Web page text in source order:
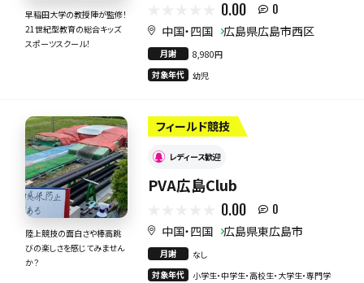
早稲田大学の教授陣が監修！
21世紀型教育の総合キッズ
スポーツスクール！
0.00 0
中国・四国 広島県広島市西区
月謝
8,980円
対象年代
幼児
陸上競技の面白さや棒高跳
びの楽しさを感じてみません
か？
フィールド競技
レディース歓迎
PVA広島Club
0.00 0
中国・四国 広島県東広島市
月謝
なし
対象年代
小学生・中学生・高校生・大学生・専門学